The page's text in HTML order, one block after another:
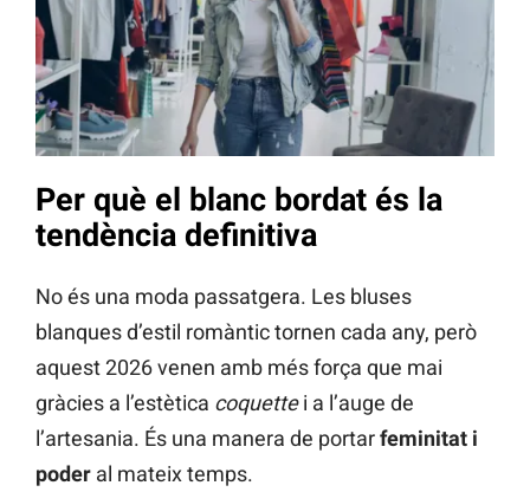
Per què el blanc bordat és la
tendència definitiva
No és una moda passatgera. Les bluses
blanques d’estil romàntic tornen cada any, però
aquest 2026 venen amb més força que mai
gràcies a l’estètica coquettei a l’auge de
l’artesania. És una manera de portarfeminitat i
poder al mateix temps.